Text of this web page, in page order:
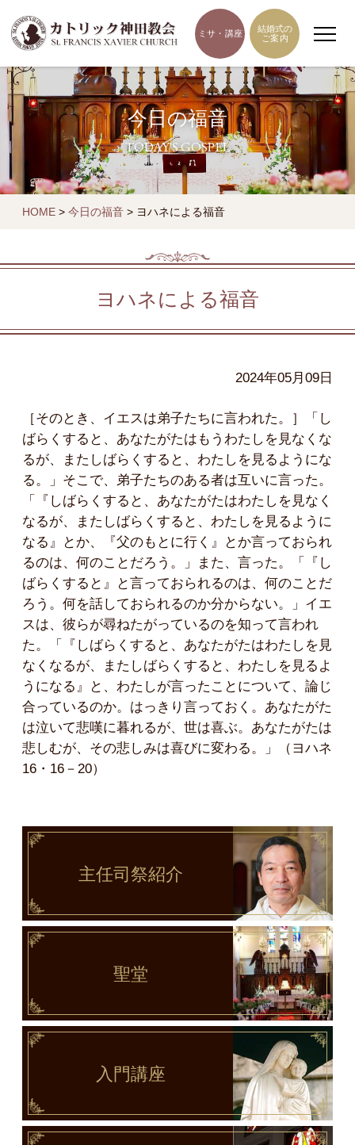
ミサ・講座
結婚式の
ご案内
今日の福音
TODAY'S GOSPEL
HOME > 今日の福音 > ヨハネによる福音
ヨハネによる福音
2024年05月09日
［そのとき、イエスは弟子たちに言われた。］「し
ばらくすると、あなたがたはもうわたしを見なくな
るが、またしばらくすると、わたしを見るようにな
る。」そこで、弟子たちのある者は互いに言った。
「『しばらくすると、あなたがたはわたしを見なく
なるが、またしばらくすると、わたしを見るように
なる』とか、『父のもとに行く』とか言っておられ
るのは、何のことだろう。」また、言った。「『し
ばらくすると』と言っておられるのは、何のことだ
ろう。何を話しておられるのか分からない。」イエ
スは、彼らが尋ねたがっているのを知って言われ
た。「『しばらくすると、あなたがたはわたしを見
なくなるが、またしばらくすると、わたしを見るよ
うになる』と、わたしが言ったことについて、論じ
合っているのか。はっきり言っておく。あなたがた
は泣いて悲嘆に暮れるが、世は喜ぶ。あなたがたは
悲しむが、その悲しみは喜びに変わる。」（ヨハネ
16・16－20）
主任司祭紹介
聖堂
入門講座